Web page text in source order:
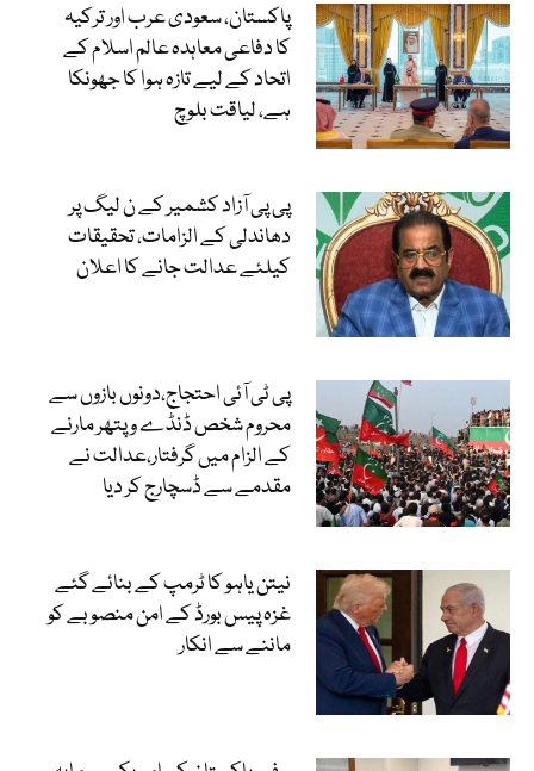
پاکستان، سعودی عرب اور ترکیہ
کا دفاعی معاہدہ عالم اسلام کے
اتحاد کے لیے تازہ ہوا کا جھونکا
ہے، لیاقت بلوچ
پی پی آزاد کشمیر کے ن لیگ پر
دھاندلی کے الزامات، تحقیقات
کیلئے عدالت جانے کا اعلان
پی ٹی آئی احتجاج،دونوں بازوں سے
محروم شخص ڈنڈے و پتھر مارنے
کے الزام میں گرفتار،عدالت نے
مقدمے سے ڈسچارج کر دیا
نیتن یاہو کا ٹرمپ کے بنائے گئے
غزہ پیس بورڈ کے امن منصوبے کو
ماننے سے انکار